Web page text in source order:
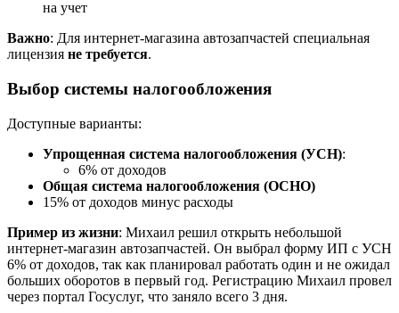
на учет
Важно: Для интернет-магазина автозапчастей специальная
лицензия не требуется.
Выбор системы налогообложения
Доступные варианты:
Упрощенная система налогообложения (УСН):
6% от доходов
Общая система налогообложения (ОСНО)
15% от доходов минус расходы
Пример из жизни: Михаил решил открыть небольшой
интернет-магазин автозапчастей. Он выбрал форму ИП с УСН
6% от доходов, так как планировал работать один и не ожидал
больших оборотов в первый год. Регистрацию Михаил провел
через портал Госуслуг, что заняло всего 3 дня.